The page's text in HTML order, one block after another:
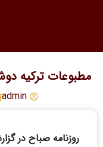
مطبوعات ترکیه دوشنبه ۱۳
admin
روزنامه صباح در